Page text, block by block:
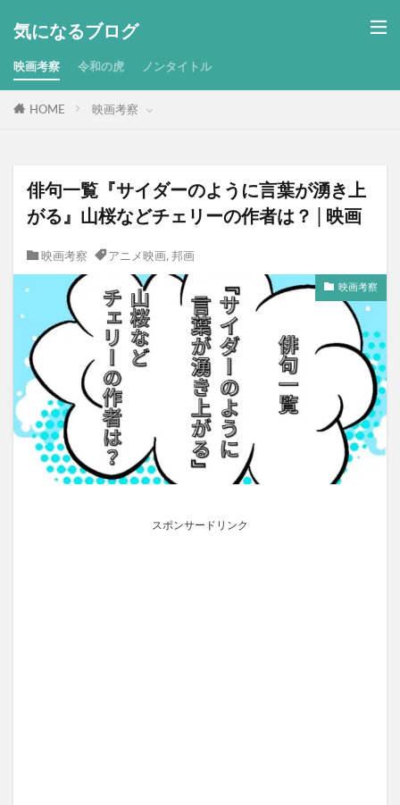
気になるブログ
映画考察 令和の虎 ノンタイトル
HOME 映画考察
俳句一覧『サイダーのように言葉が湧き上
がる』山桜などチェリーの作者は？│映画
映画考察 アニメ映画, 邦画
映画考察
スポンサードリンク